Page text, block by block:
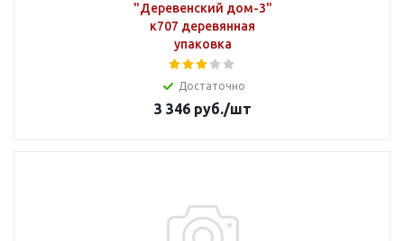
"Деревенский дом-3"
к707 деревянная
упаковка
Достаточно
3 346руб./шт